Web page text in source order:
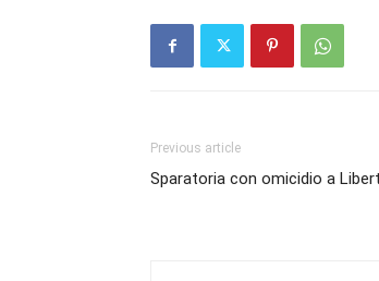
Previous article
Sparatoria con omicidio a